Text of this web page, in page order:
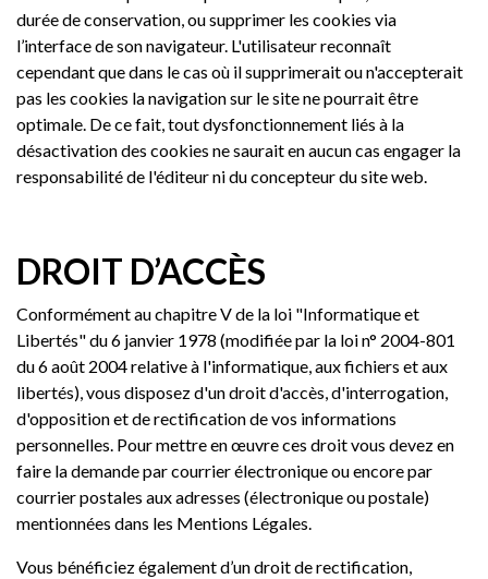
durée de conservation, ou supprimer les cookies via
l’interface de son navigateur. L'utilisateur reconnaît
cependant que dans le cas où il supprimerait ou n'accepterait
pas les cookies la navigation sur le site ne pourrait être
optimale. De ce fait, tout dysfonctionnement liés à la
désactivation des cookies ne saurait en aucun cas engager la
responsabilité de l'éditeur ni du concepteur du site web.
DROIT D’ACCÈS
Conformément au chapitre V de la loi "Informatique et
Libertés" du 6 janvier 1978 (modifiée par la loi n° 2004-801
du 6 août 2004 relative à l'informatique, aux fichiers et aux
libertés), vous disposez d'un droit d'accès, d'interrogation,
d'opposition et de rectification de vos informations
personnelles. Pour mettre en œuvre ces droit vous devez en
faire la demande par courrier électronique ou encore par
courrier postales aux adresses (électronique ou postale)
mentionnées dans les Mentions Légales.
Vous bénéficiez également d’un droit de rectification,